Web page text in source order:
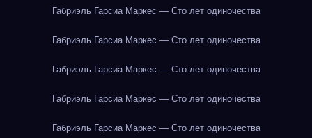
Габриэль Гарсиа Маркес — Сто лет одиночества
Габриэль Гарсиа Маркес — Сто лет одиночества
Габриэль Гарсиа Маркес — Сто лет одиночества
Габриэль Гарсиа Маркес — Сто лет одиночества
Габриэль Гарсиа Маркес — Сто лет одиночества